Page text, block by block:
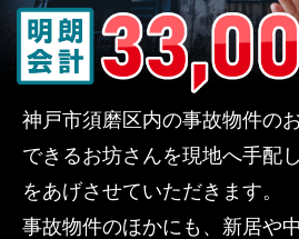
神戸市須磨区内の事故物件の
できるお坊さんを現地へ手配
をあげさせていただきます。
事故物件のほかにも、新居や